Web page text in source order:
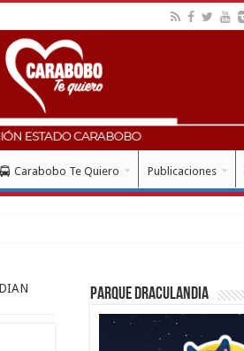
Carabobo Te Quiero Publicaciones
Parque Draculandia